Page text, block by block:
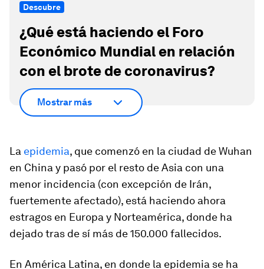
Descubre
¿Qué está haciendo el Foro
Económico Mundial en relación
con el brote de coronavirus?
Mostrar más
La epidemia, que comenzó en la ciudad de Wuhan
en China y pasó por el resto de Asia con una
menor incidencia (con excepción de Irán,
fuertemente afectado), está haciendo ahora
estragos en Europa y Norteamérica, donde ha
dejado tras de sí más de 150.000 fallecidos.
En América Latina, en donde la epidemia se ha